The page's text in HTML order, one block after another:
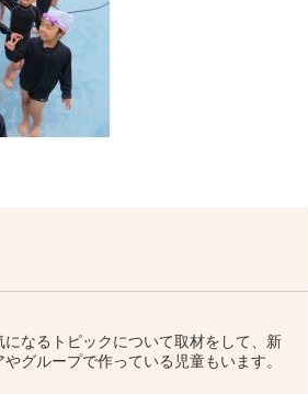
なるトピックについて取材をして、新
グループで作っている児童もいます。